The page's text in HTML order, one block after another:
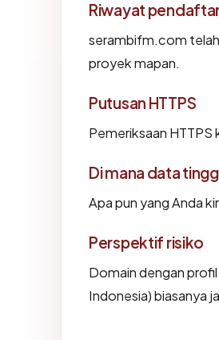
Riwayat
serambifm.com telah
proyek mapan.
Putusan HTTPS
Pemeriksaan
Di mana data
Apa pun yang Anda
Perspektif risiko
Domain dengan
Indonesia) biasanya